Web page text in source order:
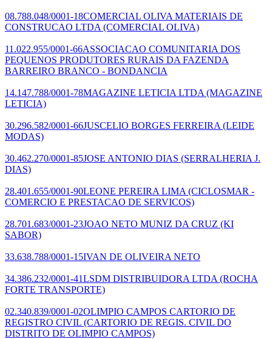
08.788.048/0001-18COMERCIAL OLIVA MATERIAIS DE
CONSTRUCAO LTDA (COMERCIAL OLIVA)
11.022.955/0001-66ASSOCIACAO COMUNITARIA DOS
PEQUENOS PRODUTORES RURAIS DA FAZENDA
BARREIRO BRANCO - BONDANCIA
14.147.788/0001-78MAGAZINE LETICIA LTDA (MAGAZINE
LETICIA)
30.296.582/0001-66JUSCELIO BORGES FERREIRA (LEIDE
MODAS)
30.462.270/0001-85JOSE ANTONIO DIAS (SERRALHERIA J.
DIAS)
28.401.655/0001-90LEONE PEREIRA LIMA (CICLOSMAR -
COMERCIO E PRESTACAO DE SERVICOS)
28.701.683/0001-23JOAO NETO MUNIZ DA CRUZ (KI
SABOR)
33.638.788/0001-15IVAN DE OLIVEIRA NETO
34.386.232/0001-41LSDM DISTRIBUIDORA LTDA (ROCHA
FORTE TRANSPORTE)
02.340.839/0001-02OLIMPIO CAMPOS CARTORIO DE
REGISTRO CIVIL (CARTORIO DE REGIS. CIVIL DO
DISTRITO DE OLIMPIO CAMPOS)